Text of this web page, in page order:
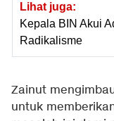
Lihat juga:
Kepala BIN Akui
Radikalisme
Zainut
untuk